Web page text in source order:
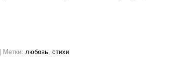
| Метки: любовь, стихи